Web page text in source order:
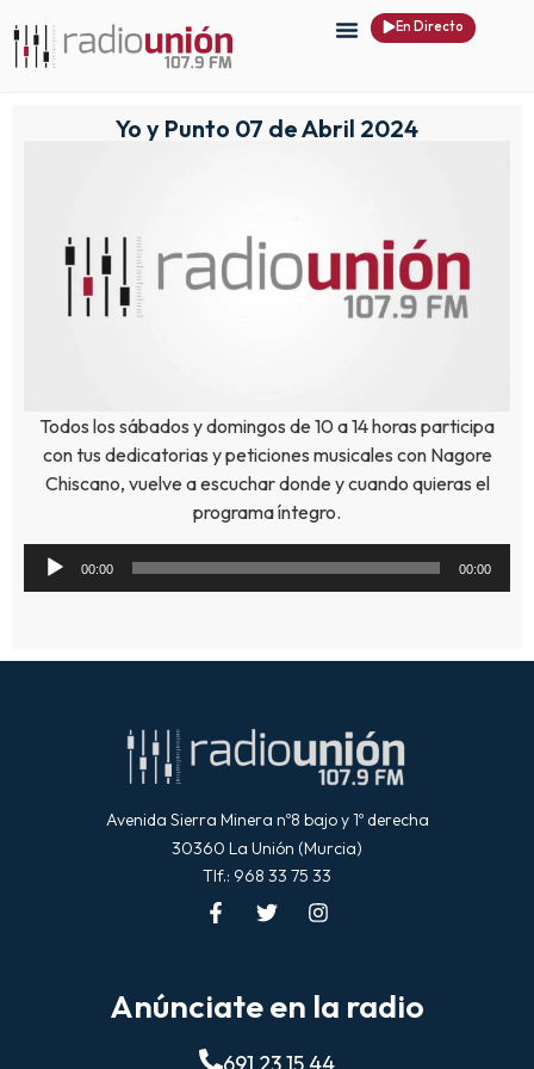
En Directo
Yo y Punto 07 de Abril 2024
Todos los sábados y domingos de 10 a 14 horas participa
con tus dedicatorias y peticiones musicales con Nagore
Chiscano, vuelve a escuchar donde y cuando quieras el
programa íntegro.
Reproductor
00:00 00:00
Avenida Sierra Minera nº8 bajo y 1º derecha
30360 La Unión (Murcia)
Tlf.: 968 33 75 33
Anúnciate en la radio